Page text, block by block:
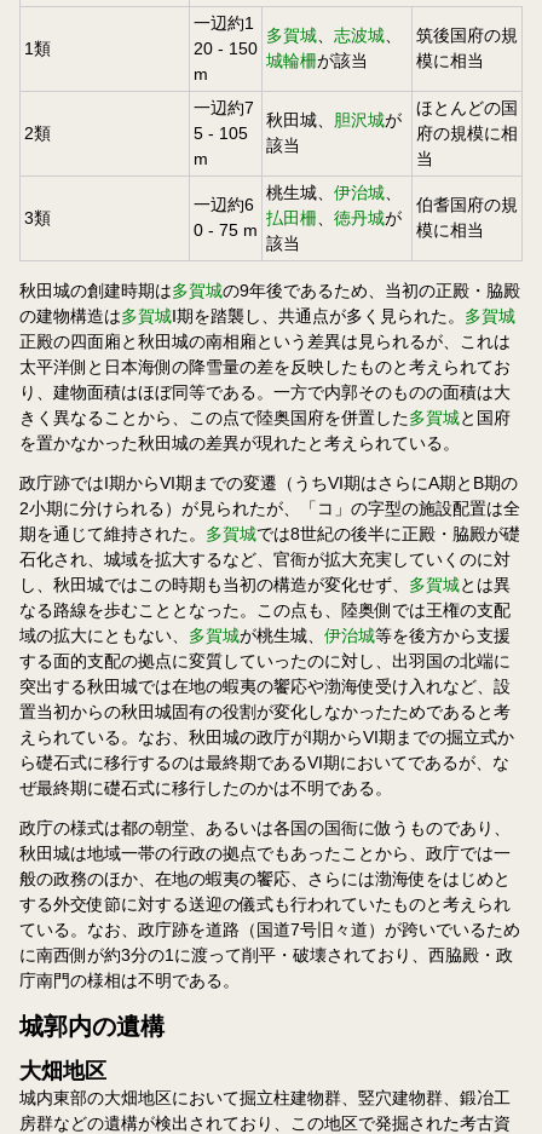
1類
一辺約1
20 - 150
m
多賀城 志波城
城輪柵が該当
筑後国府の規
模に相当
2類
一辺約7
5 - 105
m
秋田城、 胆沢城が
該当
ほとんどの国
府の規模に相
当
3類
一辺約6
0 - 75 m
桃生城、 伊治城
払田柵
徳丹城が
該当
伯耆国府の規
模に相当
秋田城の創建時期は多賀城の9年後であるため、当初の正殿・脇殿
の建物構造は多賀城I期を踏襲し、共通点が多く見られた。 多賀城
正殿の四面廂と秋田城の南相廂という差異は見られるが、これは
太平洋側と日本海側の降雪量の差を反映したものと考えられてお
り、建物面積はほぼ同等である。一方で内郭そのものの面積は大
きく異なることから、この点で陸奥国府を併置した多賀城と国府
を置かなかった秋田城の差異が現れたと考えられている。
政庁跡ではI期からVI期までの変遷（うちVI期はさらにA期とB期の
2小期に分けられる）が見られたが、「コ」の字型の施設配置は全
期を通じて維持された。 多賀城では8世紀の後半に正殿・脇殿が礎
石化され、城域を拡大するなど、官衙が拡大充実していくのに対
し、秋田城ではこの時期も当初の構造が変化せず、 多賀城とは異
なる路線を歩むこととなった。この点も、陸奥側では王権の支配
域の拡大にともない、 多賀城が桃生城、 伊治城等を後方から支援
する面的支配の拠点に変質していったのに対し、出羽国の北端に
突出する秋田城では在地の蝦夷の饗応や渤海使受け入れなど、設
置当初からの秋田城固有の役割が変化しなかったためであると考
えられている。なお、秋田城の政庁がI期からVI期までの掘立式か
ら礎石式に移行するのは最終期であるVI期においてであるが、な
ぜ最終期に礎石式に移行したのかは不明である。
政庁の様式は都の朝堂、あるいは各国の国衙に倣うものであり、
秋田城は地域一帯の行政の拠点でもあったことから、政庁では一
般の政務のほか、在地の蝦夷の饗応、さらには渤海使をはじめと
する外交使節に対する送迎の儀式も行われていたものと考えられ
ている。なお、政庁跡を道路（国道7号旧々道）が跨いでいるため
に南西側が約3分の1に渡って削平・破壊されており、西脇殿・政
庁南門の様相は不明である。
城郭内の遺構
大畑地区
城内東部の大畑地区において掘立柱建物群、竪穴建物群、鍛冶工
房群などの遺構が検出されており、この地区で発掘された考古資